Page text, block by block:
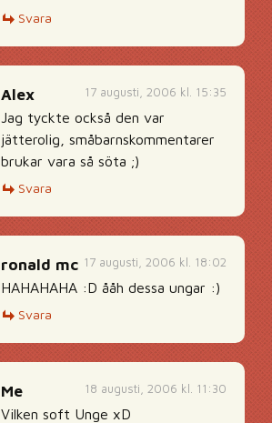
Svara
17 augusti, 2006 kl. 15:35
Alex
Jag tyckte också den var
jätterolig, småbarnskommentarer
brukar vara så söta ;)
Svara
17 augusti, 2006 kl. 18:02
ronald mc
HAHAHAHA :D ååh dessa ungar :)
Svara
18 augusti, 2006 kl. 11:30
Me
Vilken soft Unge xD